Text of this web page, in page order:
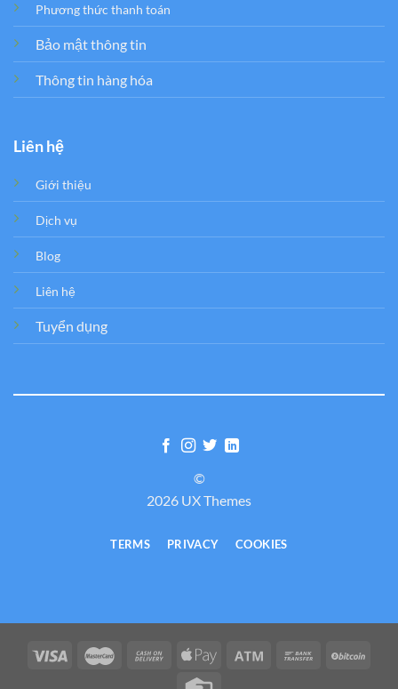
Phương thức thanh toán
Bảo mật thông tin
Thông tin hàng hóa
Liên hệ
Giới thiệu
Dịch vụ
Blog
Liên hệ
Tuyển dụng
©
2026 UX Themes
TERMS PRIVACY COOKIES